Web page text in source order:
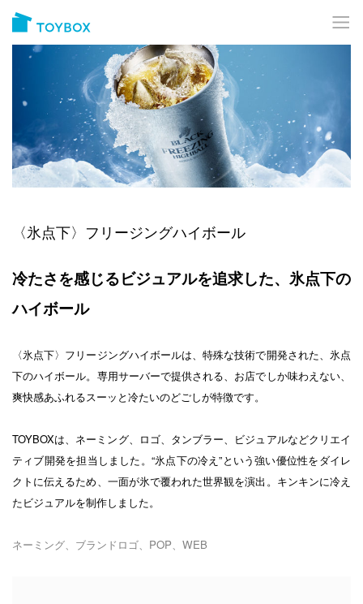
〈氷点下〉フリージングハイボール
冷たさを感じるビジュアルを追求した、氷点下の
ハイボール
〈氷点下〉フリージングハイボールは、特殊な技術で開発された、氷点
下のハイボール。専用サーバーで提供される、お店でしか味わえない、
爽快感あふれるスーッと冷たいのどごしが特徴です。
TOYBOXは、ネーミング、ロゴ、タンブラー、ビジュアルなどクリエイ
ティブ開発を担当しました。“氷点下の冷え”という強い優位性をダイレ
クトに伝えるため、一面が氷で覆われた世界観を演出。キンキンに冷え
たビジュアルを制作しました。
ネーミング、ブランドロゴ、POP、WEB